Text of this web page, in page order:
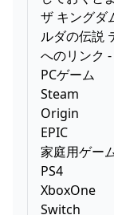
ザ キングダ
ルダの伝説
へのリンク
PCゲーム
Steam
Origin
EPIC
家庭用ゲー
PS4
XboxOne
Switch